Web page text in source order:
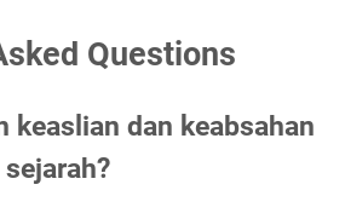
Questions
keaslian dan keabsahan